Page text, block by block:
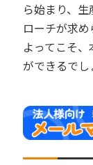
ら始まり、
ローチが求
よってこそ
ができるでし